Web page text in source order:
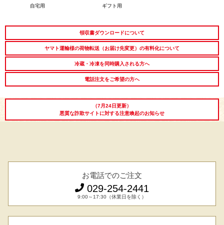
シーン別特集
お中元ギフト
お中元ハムギフ
ト
誕生日ギフト
出産内祝い 結婚内祝い 法事・香典返し
高級肉ギフト
自宅用 ギフト用
領収書ダウンロードについて
ヤマト運輸様の荷物転送（お届け先変更）の有料化について
冷蔵・冷凍を同時購入される方へ
電話注文をご希望の方へ
（7月24日更新）
悪質な詐欺サイトに対する注意喚起のお知らせ
お電話でのご注文
029-254-2441
9:00～17:30（休業日を除く）